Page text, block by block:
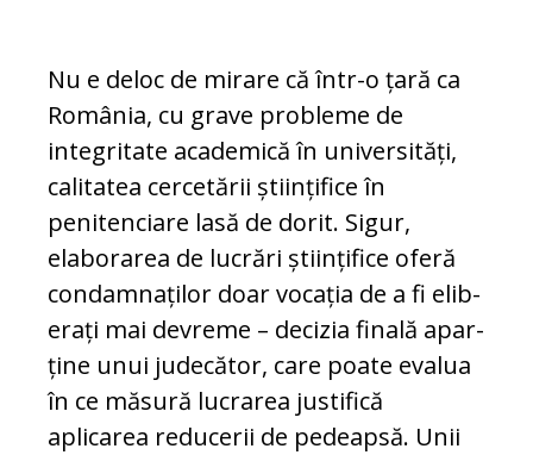
Nu e deloc de mirare că într-o țară ca
Ro­mâ­nia, cu grave probleme de
integritate aca­demică în universități,
calitatea cer­ce­tării științifice în
penitenciare lasă de do­rit. Sigur,
elaborarea de lucrări științifice oferă
condamnaților doar vocația de a fi elib­­
erați mai devreme – decizia finală apar­
ține unui judecător, care poate evalua
în ce măsură lucrarea justifică
aplicarea re­du­cerii de pedeapsă. Unii